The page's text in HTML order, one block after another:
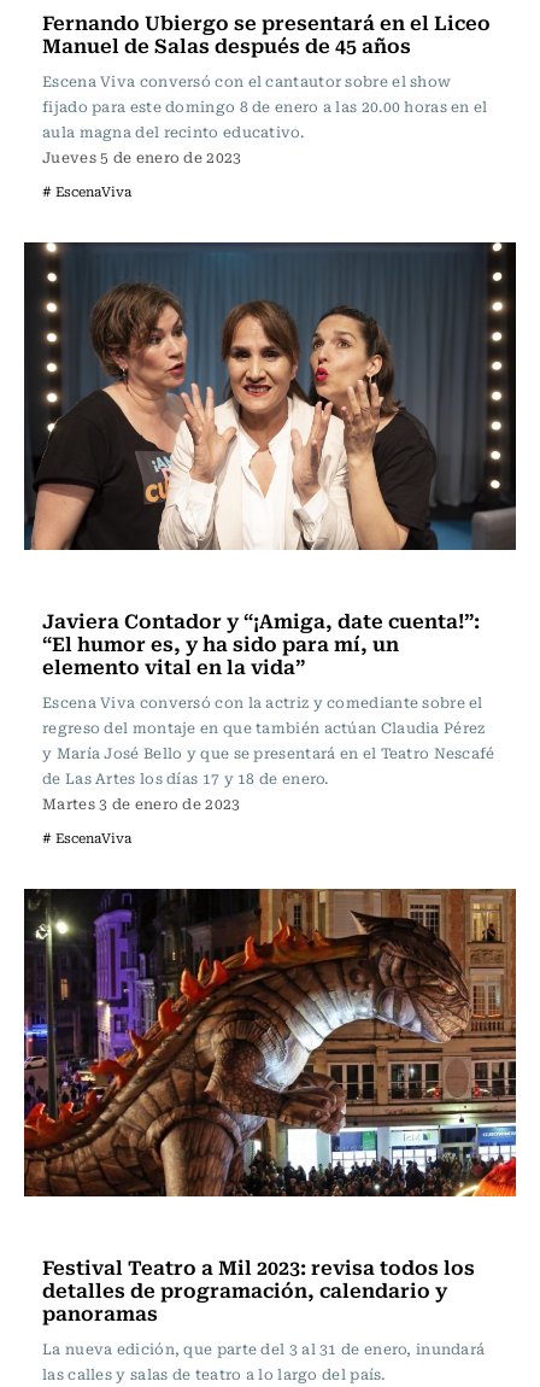
Fernando Ubiergo se presentará en el Liceo
Manuel de Salas después de 45 años
Escena Viva conversó con el cantautor sobre el show
fijado para este domingo 8 de enero a las 20.00 horas en el
aula magna del recinto educativo.
Jueves 5 de enero de 2023
# EscenaViva
Javiera Contador y “¡Amiga, date cuenta!”:
“El humor es, y ha sido para mí, un
elemento vital en la vida”
Escena Viva conversó con la actriz y comediante sobre el
regreso del montaje en que también actúan Claudia Pérez
y María José Bello y que se presentará en el Teatro Nescafé
de Las Artes los días 17 y 18 de enero.
Martes 3 de enero de 2023
# EscenaViva
Festival Teatro a Mil 2023: revisa todos los
detalles de programación, calendario y
panoramas
La nueva edición, que parte del 3 al 31 de enero, inundará
las calles y salas de teatro a lo largo del país.